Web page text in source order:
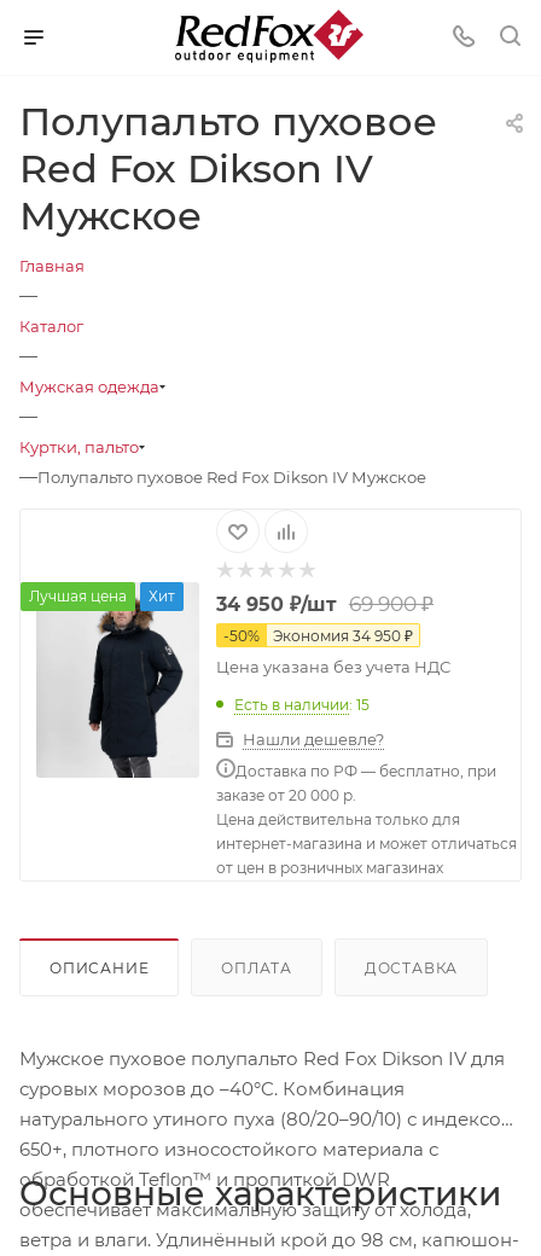
Полупальто пуховое
Red Fox Dikson IV
Мужское
Главная
—
Каталог
—
Мужская одежда
—
Куртки, пальто
—Полупальто пуховое Red Fox Dikson IV Мужское
Лучшая цена Хит 34 950₽/шт 69 900₽
-50% Экономия 34 950₽
Цена указана без учета НДС
Есть в наличии: 15
Нашли дешевле?
Доставка по РФ — бесплатно, при
заказе от 20 000 р.
Цена действительна только для
интернет-магазина и может отличаться
от цен в розничных магазинах
ОПИСАНИЕ ОПЛАТА ДОСТАВКА
Мужское пуховое полупальто Red Fox Dikson IV для
суровых морозов до –40°C. Комбинация
натурального утиного пуха (80/20–90/10) с индексом
650+, плотного износостойкого материала с
обработкой Teflon™ и пропиткой DWR
обеспечивает максимальную защиту от холода,
ветра и влаги. Удлинённый крой до 98 см, капюшон-
Основные характеристики